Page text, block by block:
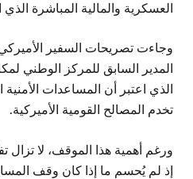
العسكرية والمالية المباشرة
وجاءت تصريحات السفير
المدير السابق للمركز الوطني
الذي اعتبر أن المساعدات
تخدم المصالح القومية الأميركية.
ورغم أهمية هذا الموقف، لا تزال
إذ لم يُحسم ما إذا كان وقف